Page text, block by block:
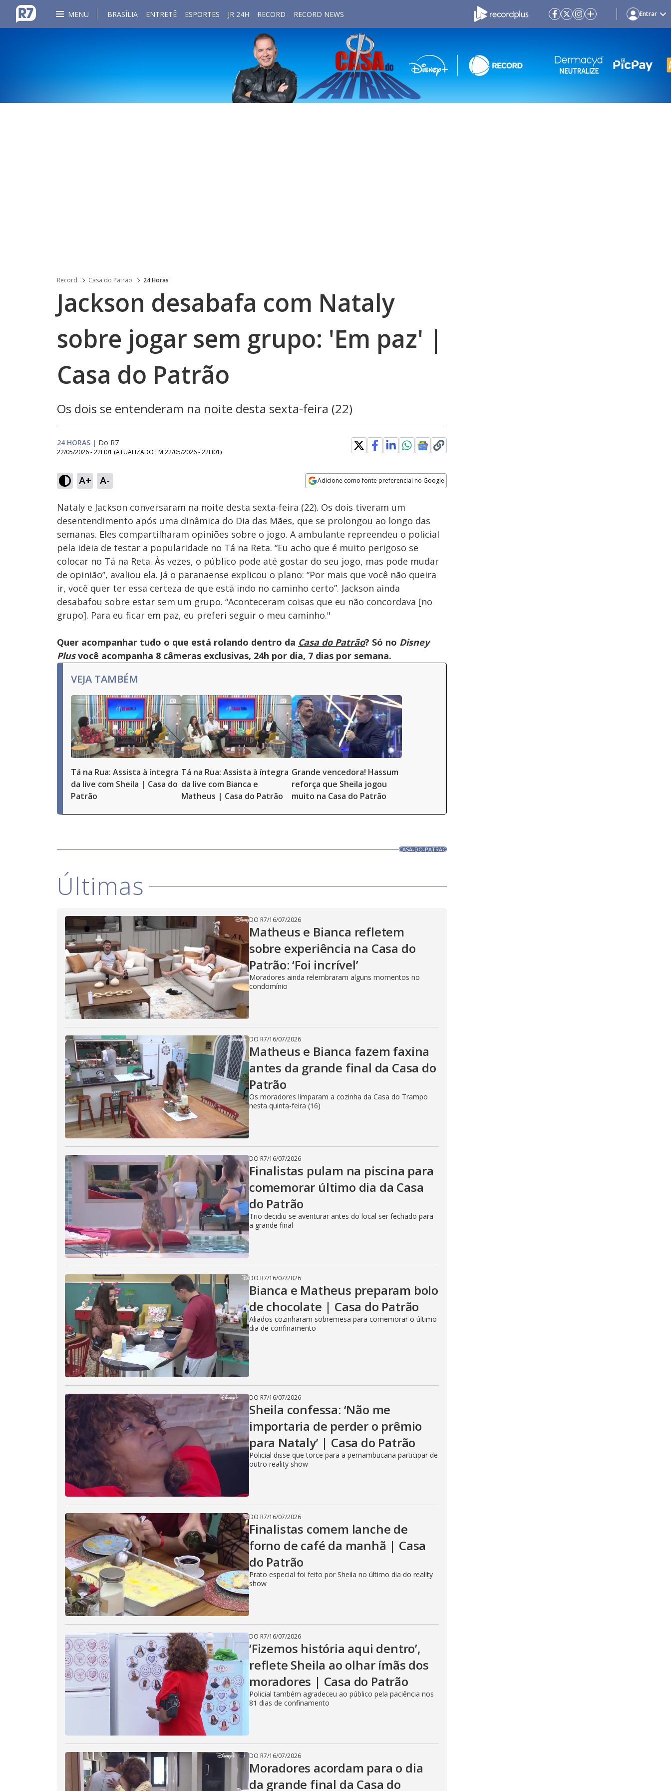
MENU BRASÍLIA ENTRETÊ ESPORTES JR 24H RECORD RECORD NEWS Entrar
Record Casa do Patrão 24 Horas
Jackson desabafa com Nataly
sobre jogar sem grupo: 'Em paz' |
Casa do Patrão
Os dois se entenderam na noite desta sexta-feira (22)
24 HORAS | Do R7
22/05/2026 - 22H01 (ATUALIZADO EM 22/05/2026 - 22H01)
A+ A- Adicione como fonte preferencial no Google
Ativar
Som
11.79%
Velocidade
Nataly e Jackson conversaram na noite desta sexta-feira (22). Os dois tiveram um
desentendimento após uma dinâmica do Dia das Mães, que se prolongou ao longo das
semanas. Eles compartilharam opiniões sobre o jogo. A ambulante repreendeu o policial
pela ideia de testar a popularidade no Tá na Reta. “Eu acho que é muito perigoso se
colocar no Tá na Reta. Às vezes, o público pode até gostar do seu jogo, mas pode mudar
de opinião”, avaliou ela. Já o paranaense explicou o plano: “Por mais que você não queira
ir, você quer ter essa certeza de que está indo no caminho certo”. Jackson ainda
desabafou sobre estar sem um grupo. “Aconteceram coisas que eu não concordava [no
grupo]. Para eu ficar em paz, eu preferi seguir o meu caminho."
Quer acompanhar tudo o que está rolando dentro da Casa do Patrão? Só no Disney
Plusvocê acompanha 8 câmeras exclusivas, 24h por dia, 7 dias por semana.
VEJA TAMBÉM
Tá na Rua: Assista à íntegra
da live com Sheila | Casa do
Patrão
Tá na Rua: Assista à íntegra
da live com Bianca e
Matheus | Casa do Patrão
Grande vencedora! Hassum
reforça que Sheila jogou
muito na Casa do Patrão
CASA-DO-PATRAO
Últimas
DO R7/16/07/2026
Matheus e Bianca refletem
sobre experiência na Casa do
Patrão: ‘Foi incrível’
Moradores ainda relembraram alguns momentos no
condomínio
DO R7/16/07/2026
Matheus e Bianca fazem faxina
antes da grande final da Casa do
Patrão
Os moradores limparam a cozinha da Casa do Trampo
nesta quinta-feira (16)
DO R7/16/07/2026
Finalistas pulam na piscina para
comemorar último dia da Casa
do Patrão
Trio decidiu se aventurar antes do local ser fechado para
a grande final
DO R7/16/07/2026
Bianca e Matheus preparam bolo
de chocolate | Casa do Patrão
Aliados cozinharam sobremesa para comemorar o último
dia de confinamento
DO R7/16/07/2026
Sheila confessa: ‘Não me
importaria de perder o prêmio
para Nataly’ | Casa do Patrão
Policial disse que torce para a pernambucana participar de
outro reality show
DO R7/16/07/2026
Finalistas comem lanche de
forno de café da manhã | Casa
do Patrão
Prato especial foi feito por Sheila no último dia do reality
show
DO R7/16/07/2026
‘Fizemos história aqui dentro’,
reflete Sheila ao olhar ímãs dos
moradores | Casa do Patrão
Policial também agradeceu ao público pela paciência nos
81 dias de confinamento
DO R7/16/07/2026
Moradores acordam para o dia
da grande final da Casa do